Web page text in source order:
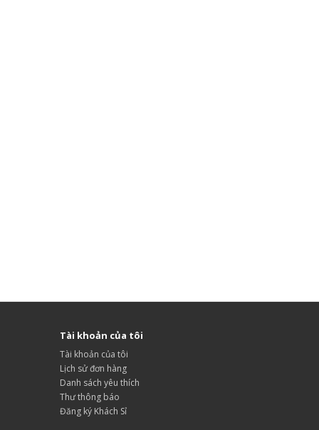
Tài khoản của tôi
Tài khoản của tôi
Lịch sử đơn hàng
Danh sách yêu thích
Thư thông báo
Đăng ký Khách Sỉ